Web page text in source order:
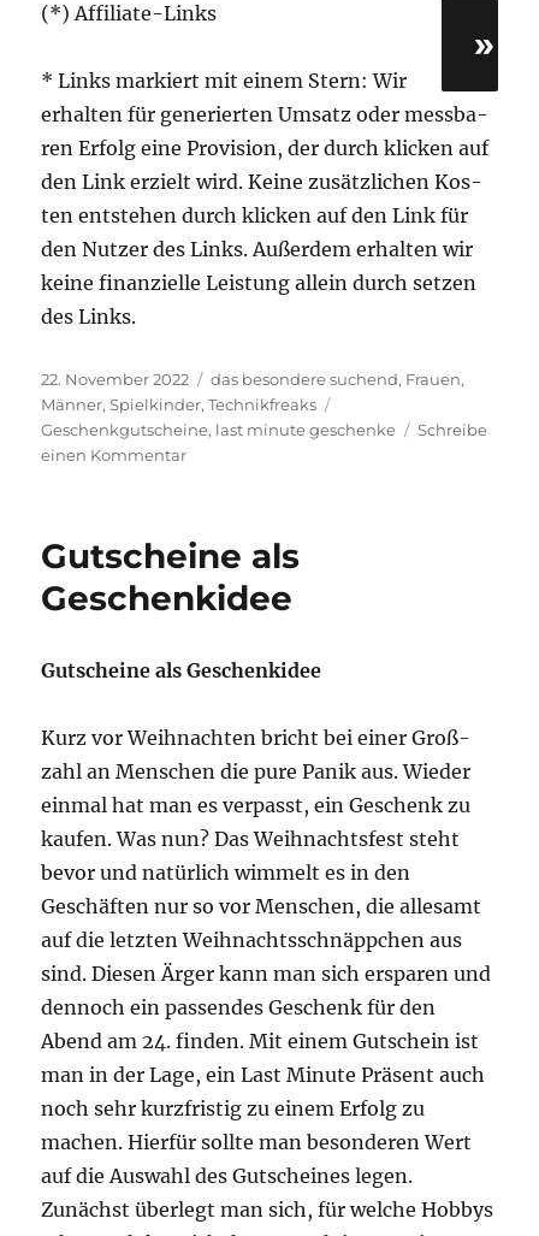
»
(*) Affi­lia­te-Links
* Links mar­kiert mit einem Stern: Wir
erhal­ten für gene­rier­ten Umsatz oder mess­ba­
ren Erfolg eine Pro­vi­si­on, der durch kli­cken auf
den Link erzielt wird. Kei­ne zusätz­li­chen Kos­
ten ent­ste­hen durch kli­cken auf den Link für
den Nut­zer des Links. Außer­dem erhal­ten wir
kei­ne finan­zi­el­le Leis­tung allein durch set­zen
des Links.
Veröffentlicht
am
22. November 2022 Kategorien
das besondere suchend, Frauen,
Männer,Spielkinder,Technikfreaks
Geschenkgutscheine, last minute geschenke
Schreibe
einen Kommentarzu
Gutscheine als
Geschenkidee
Gut­schei­ne als Geschenkidee
Kurz vor Weih­nach­ten bricht bei einer Groß­
zahl an Men­schen die pure Panik aus. Wie­der
ein­mal hat man es ver­passt, ein Geschenk zu
kau­fen. Was nun? Das Weih­nachts­fest steht
bevor und natür­lich wim­melt es in den
Geschäf­ten nur so vor Men­schen, die alle­samt
auf die letz­ten Weih­nachts­schnäpp­chen aus
sind. Die­sen Ärger kann man sich erspa­ren und
den­noch ein pas­sen­des Geschenk für den
Abend am 24. fin­den. Mit einem Gut­schein ist
man in der Lage, ein Last Minu­te Prä­sent auch
noch sehr kurz­fris­tig zu einem Erfolg zu
machen. Hier­für soll­te man beson­de­ren Wert
auf die Aus­wahl des Gut­schei­nes legen.
Zunächst über­legt man sich, für wel­che Hob­bys